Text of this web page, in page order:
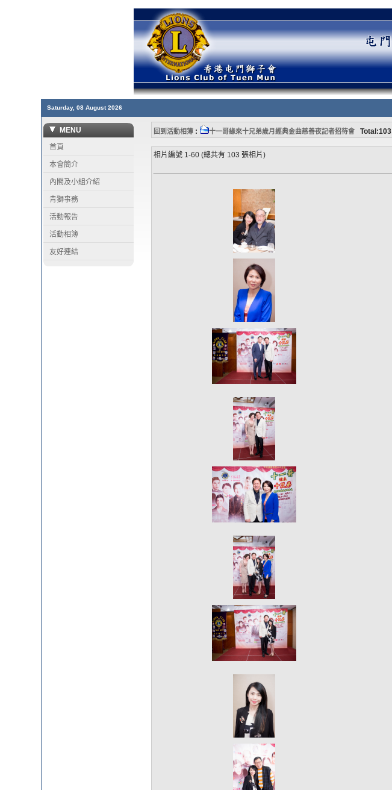
Saturday, 08 August 2026
MENU
首頁
本會簡介
內閣及小組介紹
青獅事務
活動報告
活動相簿
友好連結
回到活動相簿: 十一哥緣來十兄弟歲月經典金曲慈善夜記者招待會Total:103
相片編號 1-60 (總共有 103 張相片)